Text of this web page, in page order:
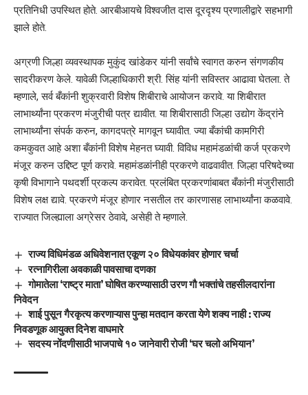
प्रतिनिधी उपस्थित होते. आरबीआयचे विश्वजीत दास दूरदृश्य प्रणालीद्वारे सहभागी
झाले होते.
अग्रणी जिल्हा व्यवस्थापक मुकुंद खांडेकर यांनी सर्वांचे स्वागत करुन संगणकीय
सादरीकरण केले. यावेळी जिल्हाधिकारी श्री. सिंह यांनी सविस्तर आढावा घेतला. ते
म्हणाले, सर्व बँकांनी शुक्रवारी विशेष शिबीराचे आयोजन करावे. या शिबीरात
लाभार्थ्यांना प्रकरण मंजुरीची पत्र द्यावीत. या शिबीरासाठी जिल्हा उद्योग केंद्रांने
लाभार्थ्यांना संपर्क करुन, कागदपत्रे मागवून घ्यावीत. ज्या बँकांची कामगिरी
कमकुवत आहे अशा बँकांनी विशेष मेहनत घ्यावी. विविध महामंडळांची कर्ज प्रकरणे
मंजूर करुन उद्दिष्ट पूर्ण करावे. महामंडळांनीही प्रकरणे वाढवावीत. जिल्हा परिषदेच्या
कृषी विभागाने पथदर्शी प्रकल्प करावेत. प्रलंबित प्रकरणांबाबत बँकांनी मंजुरीसाठी
विशेष लक्ष द्यावे. प्रकरणे मंजूर होणार नसतील तर कारणासह लाभार्थ्यांना कळवावे.
राज्यात जिल्ह्याला अग्रेसर ठेवावे, असेही ते म्हणाले.
राज्य विधिमंडळ अधिवेशनात एकूण २० विधेयकांवर होणार चर्चा
रत्नागिरीला अवकाळी पावसाचा दणका
गोमातेला ‘राष्ट्र माता’ घोषित करण्यासाठी उरण गौ भक्तांचे तहसीलदारांना
निवेदन
शाई पुसून गैरकृत्य करणाऱ्यास पुन्हा मतदान करता येणे शक्य नाही : राज्य
निवडणूक आयुक्त दिनेश वाघमारे
सदस्य नोंदणीसाठी भाजपाचे १० जानेवारी रोजी ‘घर चलो अभियान’